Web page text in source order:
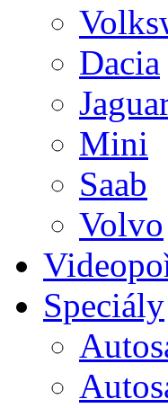
Dacia
Mini
Saab
Volvo
Speciály